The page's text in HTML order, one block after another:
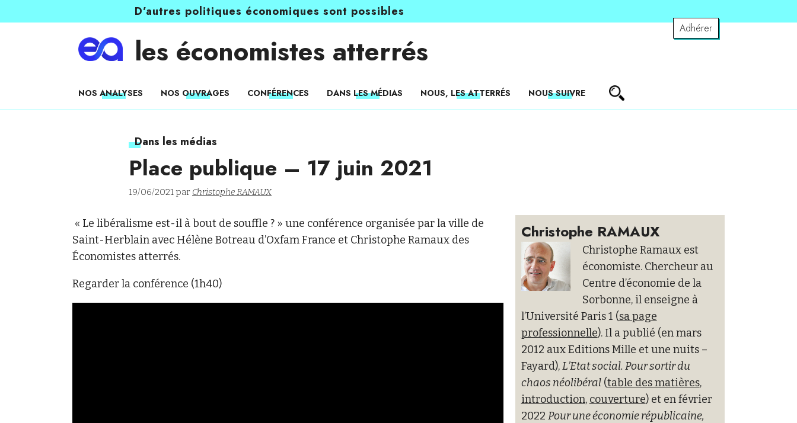
D’autres politiques économiques sont possibles
Adhérer
les économistes atterrés
NOS ANALYSES NOS OUVRAGES CONFÉRENCES DANS LES MÉDIAS NOUS, LES ATTERRÉS NOUS SUIVRE
Dans les médias
Place publique – 17 juin 2021
19/06/2021 par Christophe RAMAUX
« Le libéralisme est-il à bout de souffle ? » une conférence organisée par la ville de
Saint-Herblain avec Hélène Botreau d’Oxfam France et Christophe Ramaux des
Économistes atterrés.
Regarder la conférence (1h40)
Christophe RAMAUX
Christophe Ramaux est
économiste. Chercheur au
Centre d’économie de la
Sorbonne, il enseigne à
l’Université Paris 1 (sa page
professionnelle). Il a publié (en mars
2012 aux Editions Mille et une nuits –
Fayard),L’Etat social. Pour sortir du
chaos néolibéral(table des matières,
introduction, couverture) et en février
2022 Pour une économie républicaine,